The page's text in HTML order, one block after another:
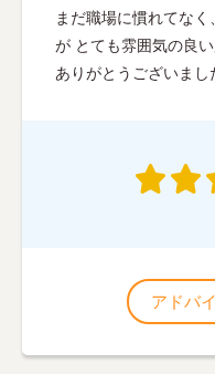
まだ職場に慣れてな
が とても雰囲気の良
ありがとうございまし
アドバ